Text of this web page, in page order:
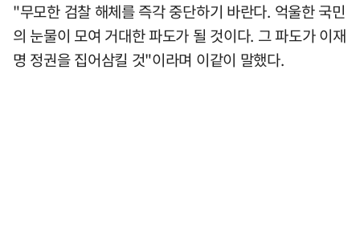
"무모한 검찰 해체를 즉각 중단하기 바란다. 억울한 국민
의 눈물이 모여 거대한 파도가 될 것이다. 그 파도가 이재
명 정권을 집어삼킬 것"이라며 이같이 말했다.